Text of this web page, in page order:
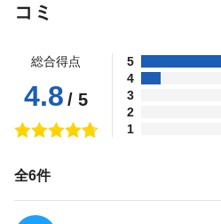
コミ
総合得点
4.8 / 5
5
4
3
2
1
全6件